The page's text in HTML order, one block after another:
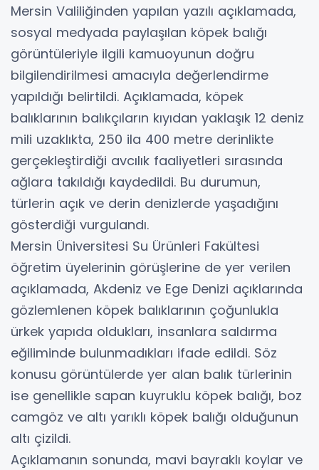
Mersin Valiliğinden yapılan yazılı açıklamada,
sosyal medyada paylaşılan köpek balığı
görüntüleriyle ilgili kamuoyunun doğru
bilgilendirilmesi amacıyla değerlendirme
yapıldığı belirtildi. Açıklamada, köpek
balıklarının balıkçıların kıyıdan yaklaşık 12 deniz
mili uzaklıkta, 250 ila 400 metre derinlikte
gerçekleştirdiği avcılık faaliyetleri sırasında
ağlara takıldığı kaydedildi. Bu durumun,
türlerin açık ve derin denizlerde yaşadığını
gösterdiği vurgulandı.
Mersin Üniversitesi Su Ürünleri Fakültesi
öğretim üyelerinin görüşlerine de yer verilen
açıklamada, Akdeniz ve Ege Denizi açıklarında
gözlemlenen köpek balıklarının çoğunlukla
ürkek yapıda oldukları, insanlara saldırma
eğiliminde bulunmadıkları ifade edildi. Söz
konusu görüntülerde yer alan balık türlerinin
ise genellikle sapan kuyruklu köpek balığı, boz
camgöz ve altı yarıklı köpek balığı olduğunun
altı çizildi.
Açıklamanın sonunda, mavi bayraklı koylar ve